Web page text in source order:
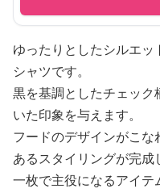
ゆったりとしたシルエ
シャツです。
黒を基調としたチェッ
いた印象を与えます。
フードのデザインがこ
あるスタイリングが完成
一枚で主役になるアイテ